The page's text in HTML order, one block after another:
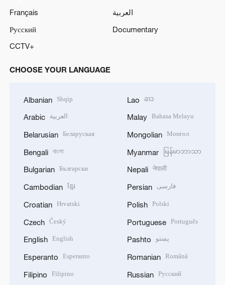
Français
العربية
Русский
Documentary
CCTV+
CHOOSE YOUR LANGUAGE
Albanian Shqip
Arabic العربية
Belarusian Беларуская
Bengali বাংলা
Bulgarian Български
Cambodian ខ្មែរ
Croatian Hrvatski
Czech Český
English English
Esperanto Esperanto
Filipino Filipino
Lao ລາວ
Malay Bahasa Melayu
Mongolian Монгол
Myanmar မြန်မာဘာသာ
Nepali नेपाली
Persian فارسی
Polish Polski
Portuguese Português
Pashto پښتو
Romanian Română
Russian Русский